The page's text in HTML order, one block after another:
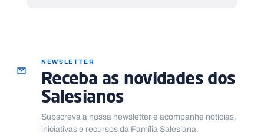
NEWSLETTER
Receba as novidades dos
Salesianos
Subscreva a nossa newsletter e acompanhe notícias,
iniciativas e recursos da Família Salesiana.